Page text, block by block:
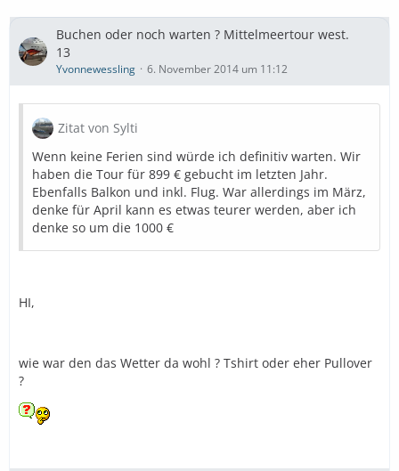
Buchen oder noch warten ? Mittelmeertour west.
13
Yvonnewessling 6. November 2014 um 11:12
Zitat von Sylti
Wenn keine Ferien sind würde ich definitiv warten. Wir
haben die Tour für 899 € gebucht im letzten Jahr.
Ebenfalls Balkon und inkl. Flug. War allerdings im März,
denke für April kann es etwas teurer werden, aber ich
denke so um die 1000 €
HI,
wie war den das Wetter da wohl ? Tshirt oder eher Pullover
?